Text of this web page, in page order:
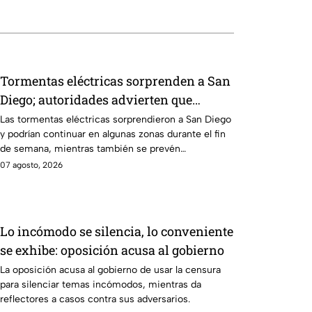
Tormentas eléctricas sorprenden a San
Diego; autoridades advierten que
continuarán durante el fin de semana
Las tormentas eléctricas sorprendieron a San Diego
y podrían continuar en algunas zonas durante el fin
de semana, mientras también se prevén
temperaturas de hasta 35°C.
07 agosto, 2026
Lo incómodo se silencia, lo conveniente
se exhibe: oposición acusa al gobierno
La oposición acusa al gobierno de usar la censura
para silenciar temas incómodos, mientras da
reflectores a casos contra sus adversarios.